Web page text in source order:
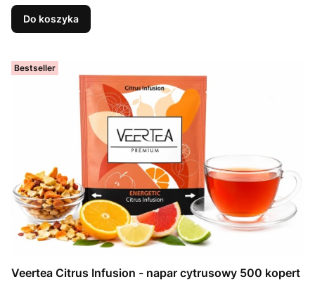
Do koszyka
Bestseller
Veertea Citrus Infusion - napar cytrusowy 500 kopert